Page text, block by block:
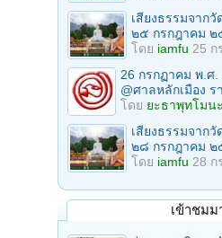
เสียงธรรมจาก
๒๕ กรกฎาคม
โดย iamfu 25 ก
26 กรกฏาคม พ.ศ.
@ศาลหลักเมือง ร
โดย ยะธาพุทโมนะ
เสียงธรรมจาก
๒๘ กรกฎาคม
โดย iamfu 28 ก
เข้าชมม